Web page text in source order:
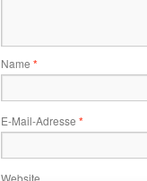
Name *
E-Mail-Adresse *
Website